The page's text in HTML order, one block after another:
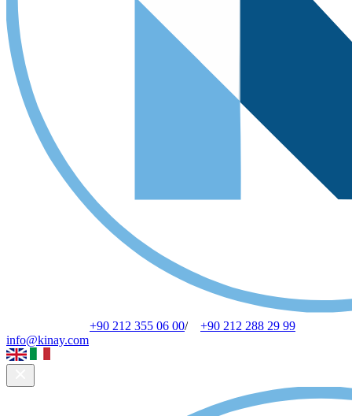
+90 212 355 06 00/
+90 212 288 29 99
info@kinay.com